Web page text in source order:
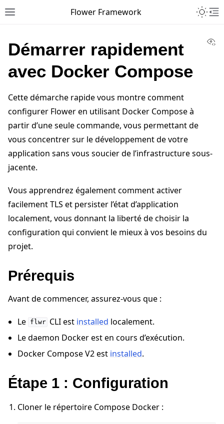
Toggle site navigation sidebar
Flower Framework
navigation of Build
Démarrer rapidement
avec Docker Compose
Cette démarche rapide vous montre comment
configurer Flower en utilisant Docker Compose à
partir d’une seule commande, vous permettant de
vous concentrer sur le développement de votre
application sans vous soucier de l’infrastructure sous-
jacente.
Vous apprendrez également comment activer
facilement TLS et persister l’état d’application
localement, vous donnant la liberté de choisir la
configuration qui convient le mieux à vos besoins du
projet.
Prérequis
Avant de commencer, assurez-vous que :
Le flwr CLI est installed localement.
Le daemon Docker est en cours d’exécution.
Docker Compose V2 est installed.
Étape 1 : Configuration
Cloner le répertoire Compose Docker :